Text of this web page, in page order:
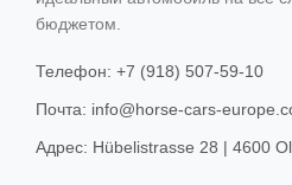
Менорка
бюджетом.
Телефон: +7 (918) 507-59-10
Почта: info@horse-cars-
Адрес: Hübelistrasse 28 | 4600